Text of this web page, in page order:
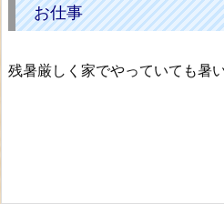
仕
事
お仕事
残暑厳しく家でやっていても暑い